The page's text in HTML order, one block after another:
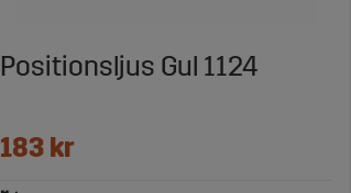
Positionsljus Gul 1124
183 kr